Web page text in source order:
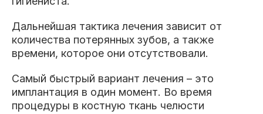
Дальнейшая тактика лечения зависит от
количества потерянных зубов, а также
времени, которое они отсутствовали.
Самый быстрый вариант лечения – это
имплантация в один момент. Во время
процедуры в костную ткань челюсти